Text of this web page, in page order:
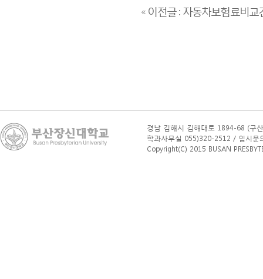
« 이전글 : 자동차보험료비교
경남 김해시 김해대로 1894-68 (구
학과사무실 055)320-2512 / 입시
Copyright(C) 2015 BUSAN